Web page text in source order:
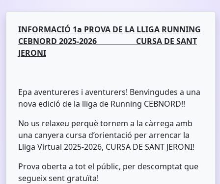
INFORMACIÓ 1a PROVA DE LA LLIGA RUNNING
CEBNORD 2025-2026 CURSA DE SANT
JERONI
Epa aventureres i aventurers! Benvingudes a una
nova edició de la lliga de Running CEBNORD!!
No us relaxeu perquè tornem a la càrrega amb
una canyera cursa d’orientació per arrencar la
Lliga Virtual 2025-2026, CURSA DE SANT JERONI!
Prova oberta a tot el públic, per descomptat que
segueix sent gratuïta!